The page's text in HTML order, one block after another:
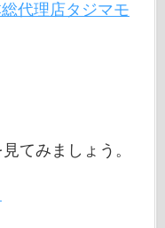
代理店タジマモ
てみましょう。